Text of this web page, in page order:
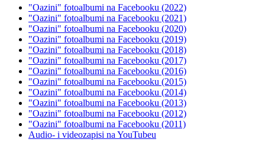
"Oazini" fotoalbumi na Facebooku (2022)
"Oazini" fotoalbumi na Facebooku (2021)
"Oazini" fotoalbumi na Facebooku (2020)
"Oazini" fotoalbumi na Facebooku (2019)
"Oazini" fotoalbumi na Facebooku (2018)
"Oazini" fotoalbumi na Facebooku (2017)
"Oazini" fotoalbumi na Facebooku (2016)
"Oazini" fotoalbumi na Facebooku (2015)
"Oazini" fotoalbumi na Facebooku (2014)
"Oazini" fotoalbumi na Facebooku (2013)
"Oazini" fotoalbumi na Facebooku (2012)
"Oazini" fotoalbumi na Facebooku (2011)
Audio- i videozapisi na YouTubeu